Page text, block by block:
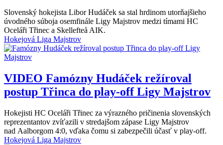
Slovenský hokejista Libor Hudáček sa stal hrdinom utorňajšieho
úvodného súboja osemfinále Ligy Majstrov medzi tímami HC
Oceláři Třinec a Skellefteå AIK.
Hokejová Liga Majstrov
VIDEO Famózny Hudáček režíroval
postup Třinca do play-off Ligy Majstrov
Hokejisti HC Oceláři Třinec za výrazného pričinenia slovenských
reprezentantov zvíťazili v stredajšom zápase Ligy Majstrov
nad Aalborgom 4:0, vďaka čomu si zabezpečili účasť v play-off.
Hokejová Liga Majstrov